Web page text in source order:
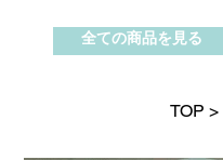
全ての商品を見る
TOP >